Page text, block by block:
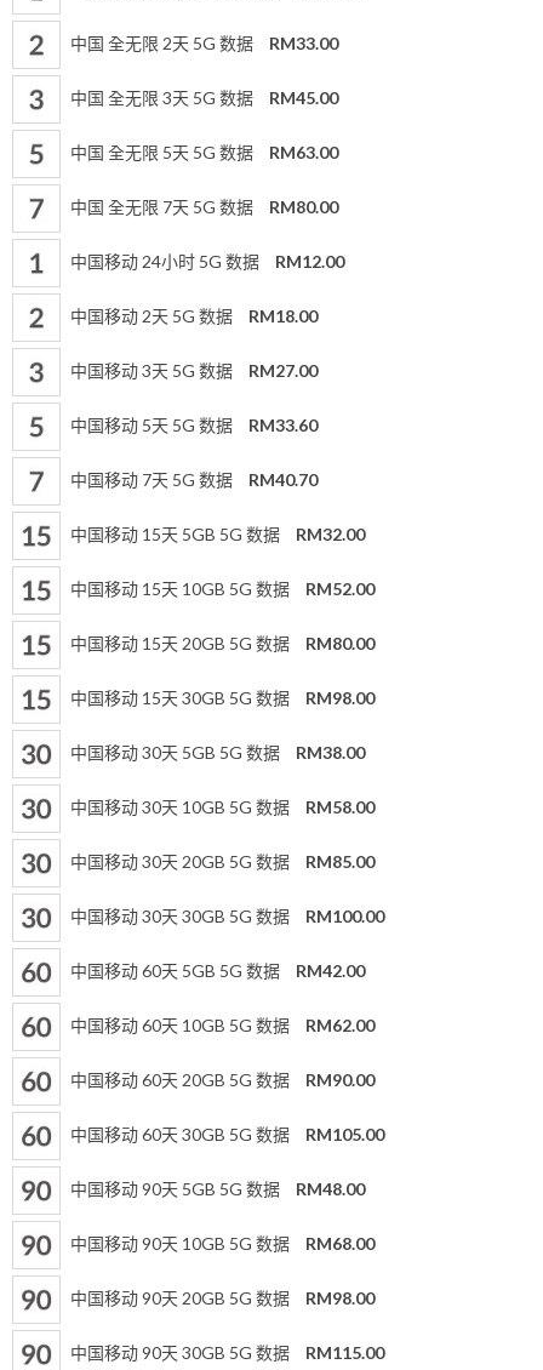
中国 全无限 2天 5G 数据 RM33.00
中国 全无限 3天 5G 数据 RM45.00
中国 全无限 5天 5G 数据 RM63.00
中国 全无限 7天 5G 数据 RM80.00
中国移动 24小时 5G 数据 RM12.00
中国移动 2天 5G 数据 RM18.00
中国移动 3天 5G 数据 RM27.00
中国移动 5天 5G 数据 RM33.60
中国移动 7天 5G 数据 RM40.70
中国移动 15天 5GB 5G 数据 RM32.00
中国移动 15天 10GB 5G 数据 RM52.00
中国移动 15天 20GB 5G 数据 RM80.00
中国移动 15天 30GB 5G 数据 RM98.00
中国移动 30天 5GB 5G 数据 RM38.00
中国移动 30天 10GB 5G 数据 RM58.00
中国移动 30天 20GB 5G 数据 RM85.00
中国移动 30天 30GB 5G 数据 RM100.00
中国移动 60天 5GB 5G 数据 RM42.00
中国移动 60天 10GB 5G 数据 RM62.00
中国移动 60天 20GB 5G 数据 RM90.00
中国移动 60天 30GB 5G 数据 RM105.00
中国移动 90天 5GB 5G 数据 RM48.00
中国移动 90天 10GB 5G 数据 RM68.00
中国移动 90天 20GB 5G 数据 RM98.00
中国移动 90天 30GB 5G 数据 RM115.00